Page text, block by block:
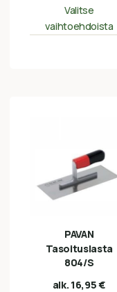
Valitse
vaihtoehdoista
PAVAN
Tasoituslasta
804/S
alk. 16,95€